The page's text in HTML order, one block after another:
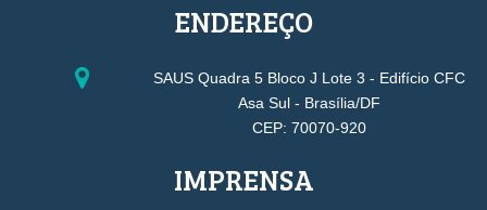
ENDEREÇO
SAUS Quadra 5 Bloco J Lote 3 - Edifício CFC
Asa Sul - Brasília/DF
CEP: 70070-920
IMPRENSA